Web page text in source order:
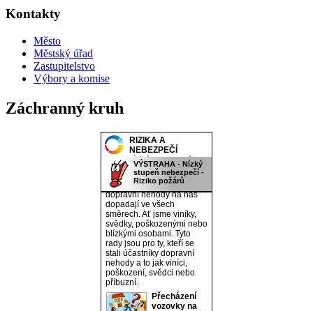
Kontakty
Město
Městský úřad
Zastupitelstvo
Výbory a komise
Záchranný kruh